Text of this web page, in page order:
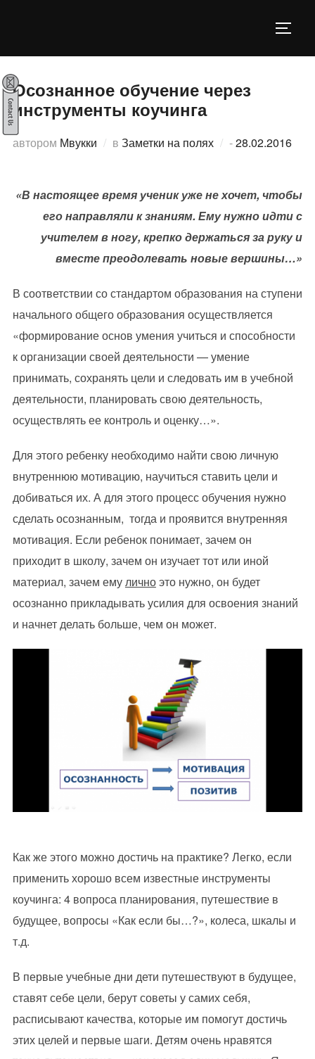
Осознанное обучение через
инструменты коучинга
автором Мвукки в Заметки на полях -Опубликовано
28.02.2016
«В настоящее время ученик уже не хочет, чтобы
его направляли к знаниям. Ему нужно идти с
учителем в ногу, крепко держаться за руку и
вместе преодолевать новые вершины…»
В соответствии со стандартом образования на ступени
начального общего образования осуществляется
«формирование основ умения учиться и способности
к организации своей деятельности — умение
принимать, сохранять цели и следовать им в учебной
деятельности, планировать свою деятельность,
осуществлять ее контроль и оценку…».
Для этого ребенку необходимо найти свою личную
внутреннюю мотивацию, научиться ставить цели и
добиваться их. А для этого процесс обучения нужно
сделать осознанным, тогда и проявится внутренняя
мотивация. Если ребенок понимает, зачем он
приходит в школу, зачем он изучает тот или иной
материал, зачем емуличноэто нужно, он будет
осознанно прикладывать усилия для освоения знаний
и начнет делать больше, чем он может.
Как же этого можно достичь на практике? Легко, если
применить хорошо всем известные инструменты
коучинга: 4 вопроса планирования, путешествие в
будущее, вопросы «Как если бы…?», колеса, шкалы и
т.д.
В первые учебные дни дети путешествуют в будущее,
ставят себе цели, берут советы у самих себя,
расписывают качества, которые им помогут достичь
этих целей и первые шаги. Детям очень нравятся